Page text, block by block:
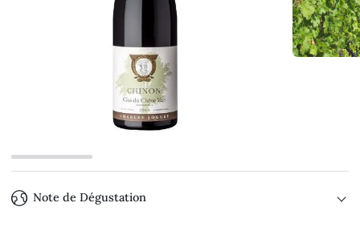
Note de Dégustation